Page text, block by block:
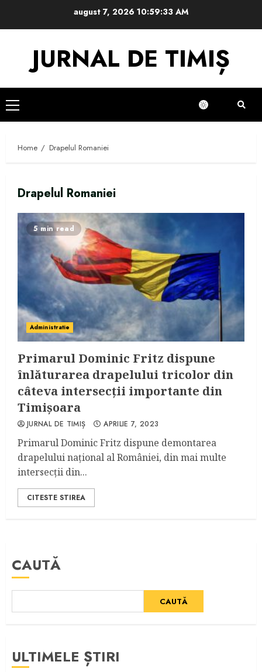
august 7, 2026 10:59:33 AM
JURNAL DE TIMIȘ
Primary
Menu
Home Drapelul Romaniei
Drapelul Romaniei
5 min read
Administratie
Primarul Dominic Fritz dispune
înlăturarea drapelului tricolor din
câteva intersecții importante din
Timișoara
JURNAL DE TIMIȘ APRILIE 7, 2023
Primarul Dominic Fritz dispune demontarea
drapelului național al României, din mai multe
intersecții din...
CITESTE STIREA
CAUTĂ
CAUTĂ
ULTIMELE ȘTIRI